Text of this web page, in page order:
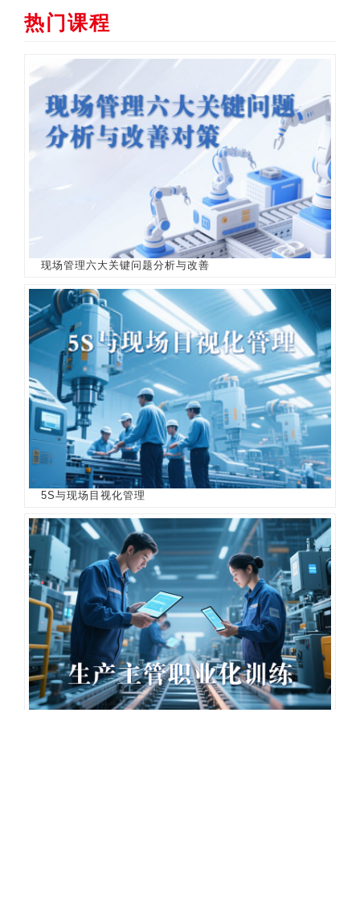
热门课程
现场管理六大关键问题分析与改善
5S与现场目视化管理